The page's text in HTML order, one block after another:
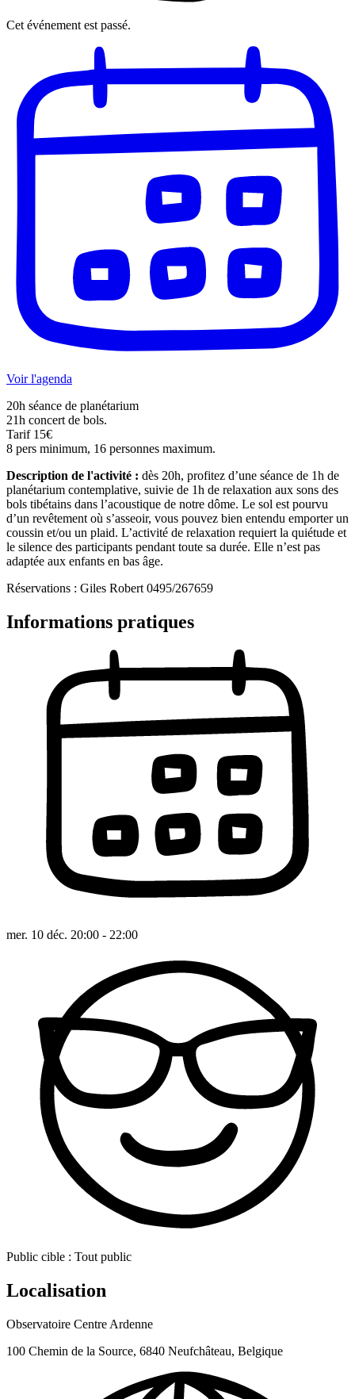
Cet événement est passé.
Voir l'agenda
20h séance de planétarium
21h concert de bols.
Tarif 15€
8 pers minimum, 16 personnes maximum.
Description de l'activité : dès 20h, profitez d’une séance de 1h de
planétarium contemplative, suivie de 1h de relaxation aux sons des
bols tibétains dans l’acoustique de notre dôme. Le sol est pourvu
d’un revêtement où s’asseoir, vous pouvez bien entendu emporter un
coussin et/ou un plaid. L’activité de relaxation requiert la quiétude et
le silence des participants pendant toute sa durée. Elle n’est pas
adaptée aux enfants en bas âge.
Réservations : Giles Robert 0495/267659
Informations pratiques
mer. 10 déc. 20:00 - 22:00
Public cible : Tout public
Localisation
Observatoire Centre Ardenne
100 Chemin de la Source, 6840 Neufchâteau, Belgique